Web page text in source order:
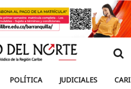
POLÍTICA JUDICIALES